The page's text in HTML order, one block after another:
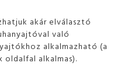
akár elválasztó
való
alkalmazható (a
oldalfal alkalmas).